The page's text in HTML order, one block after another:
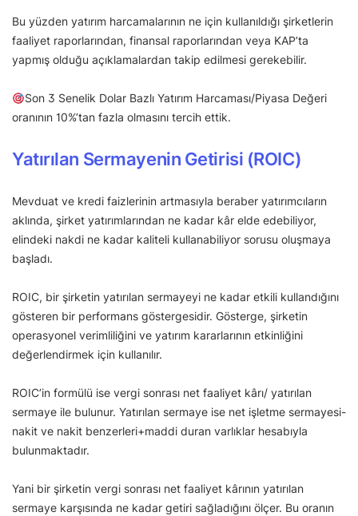
Bu yüzden yatırım harcamalarının ne için kullanıldığı şirketlerin
faaliyet raporlarından, finansal raporlarından veya KAP’ta
yapmış olduğu açıklamalardan takip edilmesi gerekebilir.
Son 3 Senelik Dolar Bazlı Yatırım Harcaması/Piyasa Değeri
oranının 10%’tan fazla olmasını tercih ettik.
Yatırılan Sermayenin Getirisi (ROIC)
Mevduat ve kredi faizlerinin artmasıyla beraber yatırımcıların
aklında, şirket yatırımlarından ne kadar kâr elde edebiliyor,
elindeki nakdi ne kadar kaliteli kullanabiliyor sorusu oluşmaya
başladı.
ROIC, bir şirketin yatırılan sermayeyi ne kadar etkili kullandığını
gösteren bir performans göstergesidir. Gösterge, şirketin
operasyonel verimliliğini ve yatırım kararlarının etkinliğini
değerlendirmek için kullanılır.
ROIC’in formülü ise vergi sonrası net faaliyet kârı/ yatırılan
sermaye ile bulunur. Yatırılan sermaye ise net işletme sermayesi-
nakit ve nakit benzerleri+maddi duran varlıklar hesabıyla
bulunmaktadır.
Yani bir şirketin vergi sonrası net faaliyet kârının yatırılan
sermaye karşısında ne kadar getiri sağladığını ölçer. Bu oranın